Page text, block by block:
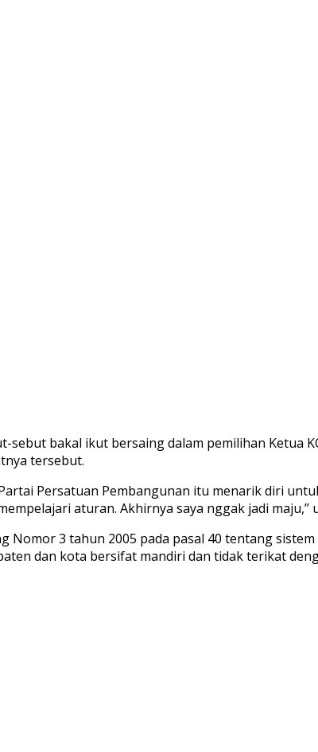
sebut bakal ikut bersaing dalam pemilihan Ketua
tersebut.
Persatuan Pembangunan itu menarik diri
aturan. Akhirnya saya nggak jadi
Nomor 3 tahun 2005 pada pasal 40 tentang
dan kota bersifat mandiri dan tidak terikat